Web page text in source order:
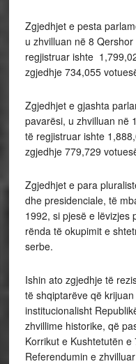
Zgjedhjet e pesta
u zhvilluan në 8
regjistruar ishte
zgjedhje 734,055
Zgjedhjet e gjashta
pavarësi, u zhvilluan në
të regjistruar ishte
zgjedhje 779,729
Zgjedhjet e para
dhe presidenciale, të
1992, si pjesë e lëvizjes
rënda të okupimit e
serbe.
Ishin ato zgjedhje të
të shqiptarëve që
institucionalisht
zhvillime historike, që
Korrikut e Kushtetutën
Referendumin e